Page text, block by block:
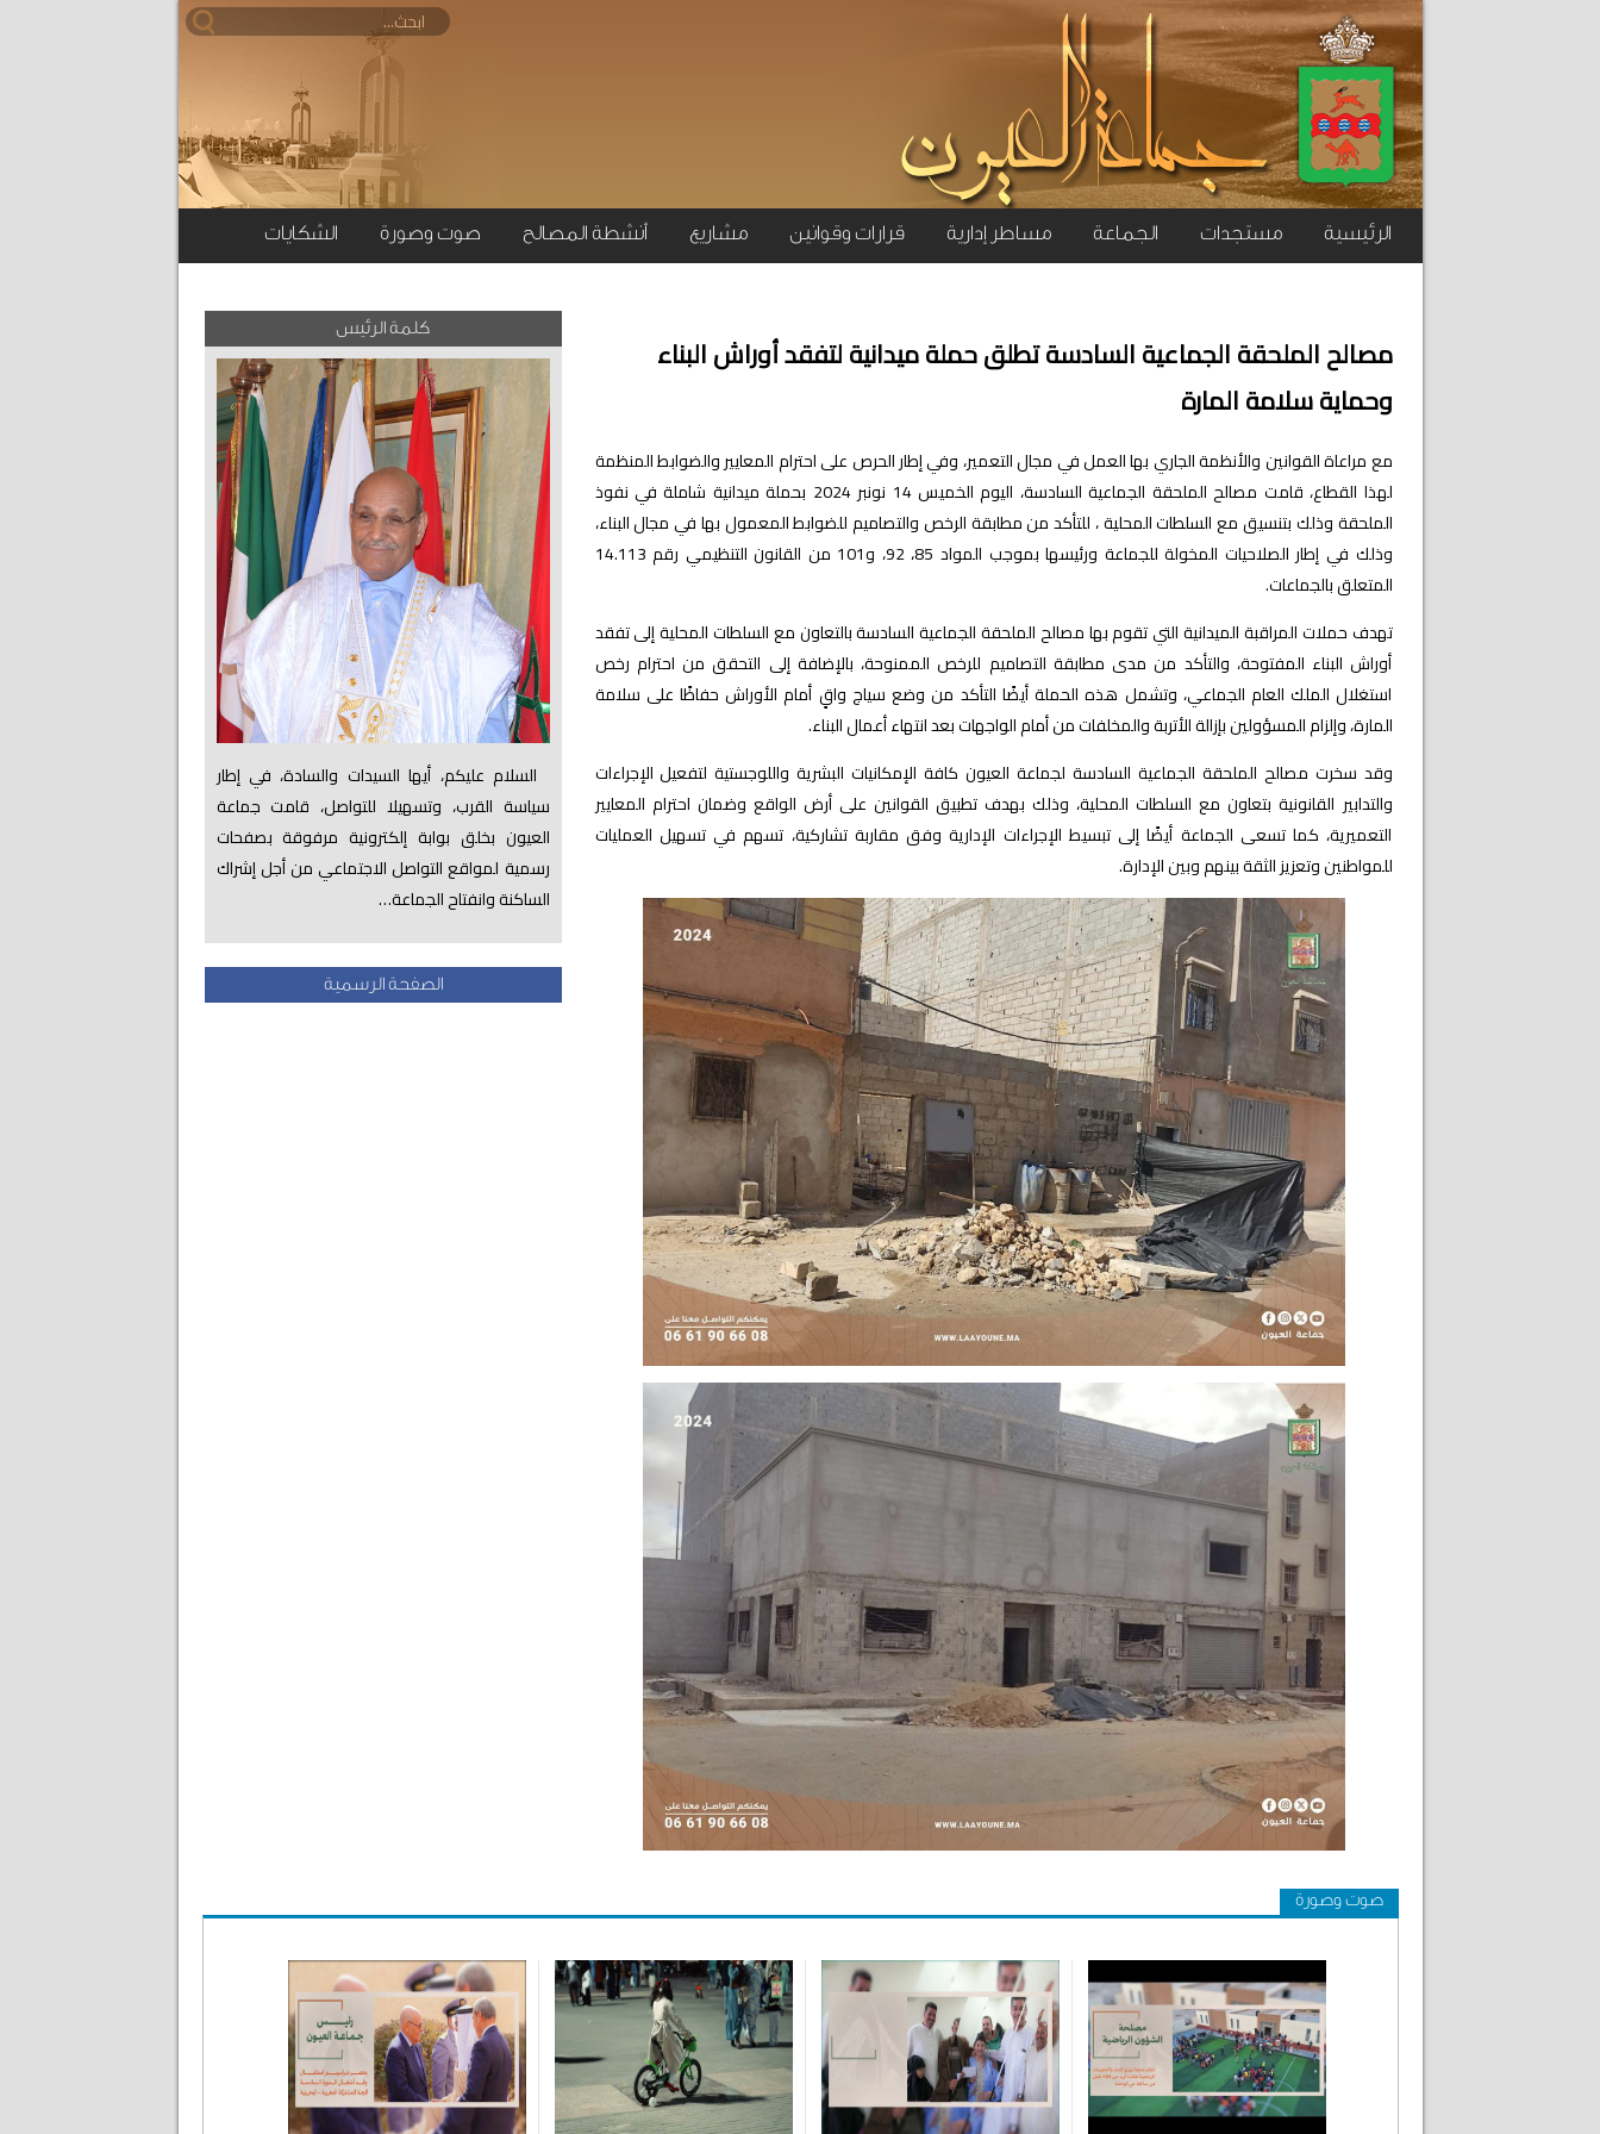
الرئيسية مستجدات الجماعة مساطر إدارية قرارات وقوانين مشاريع أنشطة المصالح صوت وصورة الشكايات
مصالح الملحقة الجماعية السادسة تطلق حملة ميدانية لتفقد أوراش البناء
وحماية سلامة المارة
مع مراعاة القوانين والأنظمة الجاري بها العمل في مجال التعمير، وفي إطار الحرص على احترام المعايير والضوابط المنظمة
لهذا القطاع، قامت مصالح الملحقة الجماعية السادسة، اليوم الخميس 14 نونبر 2024 بحملة ميدانية شاملة في نفوذ
الملحقة وذلك بتنسيق مع السلطات المحلية ، للتأكد من مطابقة الرخص والتصاميم للضوابط المعمول بها في مجال البناء،
وذلك في إطار الصلاحيات المخولة للجماعة ورئيسها بموجب المواد 85، 92، و101 من القانون التنظيمي رقم 14.113
المتعلق بالجماعات.
تهدف حملات المراقبةالميدانية التي تقوم بها مصالح الملحقة الجماعية السادسة بالتعاون مع السلطات المحلية إلى تفقد
أوراش البناء المفتوحة، والتأكد من مدى مطابقة التصاميم للرخص الممنوحة، بالإضافة إلى التحقق من احترام رخص
استغلال الملك العام الجماعي، وتشمل هذه الحملة أيضًا التأكد من وضع سياج واقٍ أمام الأوراش حفاظًا على سلامة
المارة، وإلزام المسؤولين بإزالة الأتربة والمخلفات من أمام الواجهات بعد انتهاء أعمال البناء.
وقد سخرت مصالح الملحقة الجماعية السادسة لجماعة العيون كافة الإمكانيات البشرية واللوجستية لتفعيل الإجراءات
والتدابير القانونية بتعاون مع السلطات المحلية، وذلك بهدف تطبيق القوانين على أرض الواقع وضمان احترام المعايير
التعميرية، كما تسعى الجماعة أيضًا إلى تبسيط الإجراءات الإدارية وفق مقاربة تشاركية، تسهم في تسهيل العمليات
للمواطنين وتعزيز الثقة بينهم وبين الإدارة.
كلمة الرئيس
السلام عليكم، أيها السيدات والسادة، في إطار
سياسة القرب، وتسهيلا للتواصل، قامت جماعة
العيون بخلق بوابة إلكترونية مرفوقة بصفحات
رسمية لمواقع التواصل الاجتماعي من أجل إشراك
الساكنة وانفتاح الجماعة…
الصفحة الرسمية
صوت وصورة